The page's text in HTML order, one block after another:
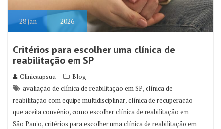
28jan 2026
Critérios para escolher uma clínica de
reabilitação em SP
Clinicaapsua
Blog
avaliação de clínica de reabilitação em SP,clínica de
reabilitação com equipe multidisciplinar,clínica de recuperação
que aceita convênio,como escolher clínica de reabilitação em
São Paulo,critérios para escolher uma clínica de reabilitação em